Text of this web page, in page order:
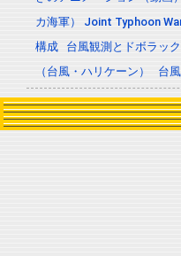
カ海軍） Joint Typhoon
構成
台風観測とドボラッ
（台風・ハリケーン）
台